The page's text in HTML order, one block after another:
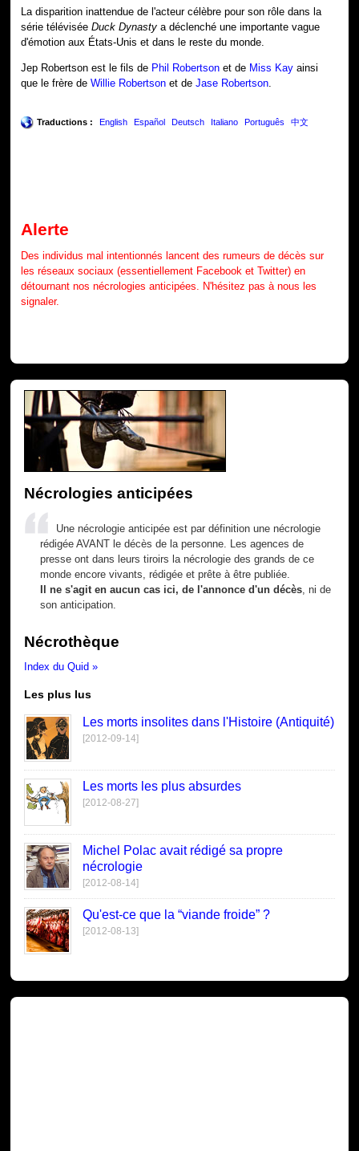
La disparition inattendue de l'acteur célèbre pour son rôle dans la
série téléviséeDuck Dynasty a déclenché une importante vague
d'émotion aux États-Unis et dans le reste du monde.
Jep Robertson est le fils de Phil Robertson et de Miss Kay ainsi
que le frère deWillie Robertson et deJase Robertson.
Traductions : English Español Deutsch Italiano Português 中文
Alerte
Des individus mal intentionnés lancent des rumeurs de décès sur
les réseaux sociaux (essentiellement Facebook et Twitter) en
détournant nos nécrologies anticipées. N'hésitez pas à nous les
signaler.
Nécrologies anticipées
Une nécrologie anticipée est par définition une nécrologie
rédigée AVANT le décès de la personne. Les agences de
presse ont dans leurs tiroirs la nécrologie des grands de ce
monde encore vivants, rédigée et prête à être publiée.
Il ne s'agit en aucun cas ici, de l'annonce d'un décès , ni de
son anticipation.
Nécrothèque
Index du Quid »
Les plus lus
Les morts insolites dans l'Histoire (Antiquité)
[2012-09-14]
Les morts les plus absurdes
[2012-08-27]
Michel Polac avait rédigé sa propre
nécrologie
[2012-08-14]
Qu'est-ce que la “viande froide” ?
[2012-08-13]